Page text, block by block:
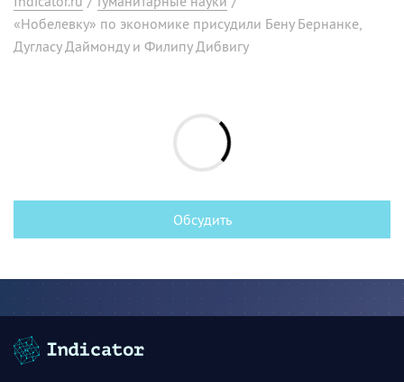
«Нобелевку» по экономике присудили Бену Бернанке,
Дугласу Даймонду и Филипу Дибвигу
Обсудить